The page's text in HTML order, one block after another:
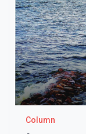
Column